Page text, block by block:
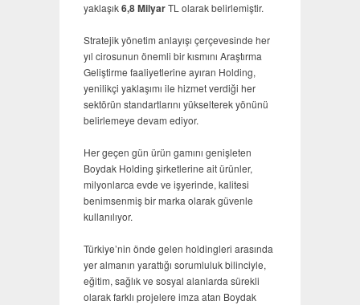
yaklaşık6,8 MilyarTL olarak belirlemiştir.
Stratejik yönetim anlayışı çerçevesinde her
yıl cirosunun önemli bir kısmını Araştırma
Geliştirme faaliyetlerine ayıran Holding,
yenilikçi yaklaşımı ile hizmet verdiği her
sektörün standartlarını yükselterek yönünü
belirlemeye devam ediyor.
Her geçen gün ürün gamını genişleten
Boydak Holding şirketlerine ait ürünler,
milyonlarca evde ve işyerinde, kalitesi
benimsenmiş bir marka olarak güvenle
kullanılıyor.
Türkiye’nin önde gelen holdingleri arasında
yer almanın yarattığı sorumluluk bilinciyle,
eğitim, sağlık ve sosyal alanlarda sürekli
olarak farklı projelere imza atan Boydak